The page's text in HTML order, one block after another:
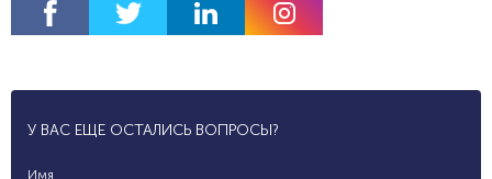
У ВАС ЕЩЕ ОСТАЛИСЬ ВОПРОСЫ?
Имя